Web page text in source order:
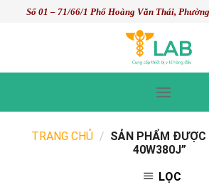
Số 01 – 71/66/1 Phố Hoàng Văn Thái,
TRANG CHỦ / SẢN PHẨM ĐƯỢC
40W380J”
LỌC